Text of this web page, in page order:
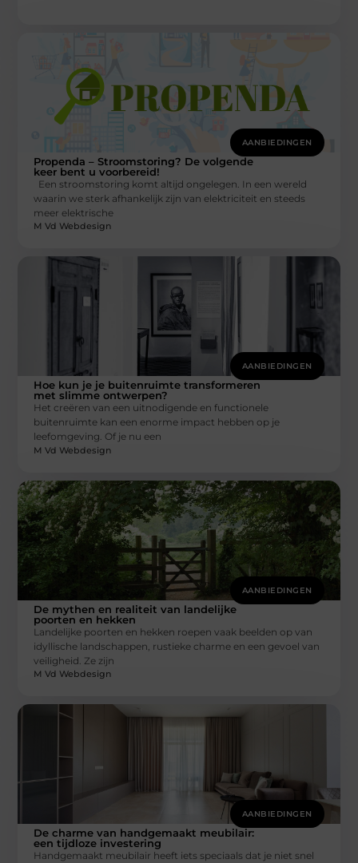
AANBIEDINGEN
Propenda – Stroomstoring? De volgende
keer bent u voorbereid!
Een stroomstoring komt altijd ongelegen. In een wereld
waarin we sterk afhankelijk zijn van elektriciteit en steeds
meer elektrische
M Vd Webdesign
AANBIEDINGEN
Hoe kun je je buitenruimte transformeren
met slimme ontwerpen?
Het creëren van een uitnodigende en functionele
buitenruimte kan een enorme impact hebben op je
leefomgeving. Of je nu een
M Vd Webdesign
AANBIEDINGEN
De mythen en realiteit van landelijke
poorten en hekken
Landelijke poorten en hekken roepen vaak beelden op van
idyllische landschappen, rustieke charme en een gevoel van
veiligheid. Ze zijn
M Vd Webdesign
AANBIEDINGEN
De charme van handgemaakt meubilair:
een tijdloze investering
Handgemaakt meubilair heeft iets speciaals dat je niet snel